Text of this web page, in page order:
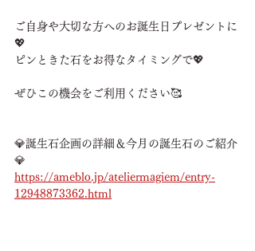
ご自身や大切な方へのお誕生日プレゼントに
💖
ピンときた石をお得なタイミングで💖
ぜひこの機会をご利用ください🥰
💎誕生石企画の詳細＆今月の誕生石のご紹介
💎
https://ameblo.jp/ateliermagiem/entry-
12948873362.html